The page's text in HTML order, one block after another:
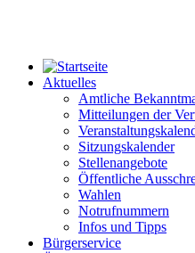
Aktuelles
Amtliche
Mitteilungen der
Sitzungskalender
Stellenangebote
Öffentliche
Wahlen
Notrufnummern
Infos und Tipps
Bürgerservice